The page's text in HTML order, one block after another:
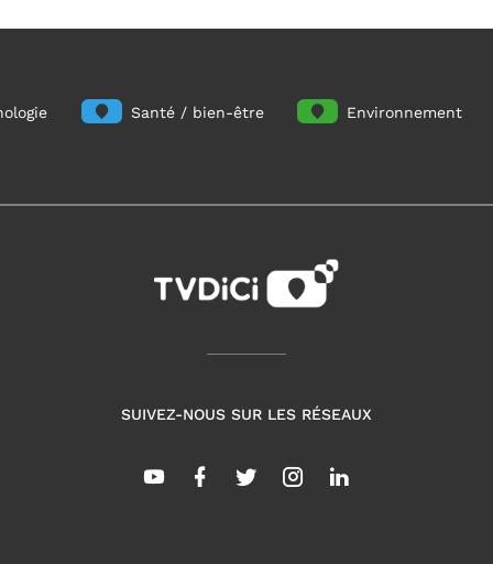
Santé / bien-être Environnement
SUIVEZ-NOUS SUR LES RÉSEAUX